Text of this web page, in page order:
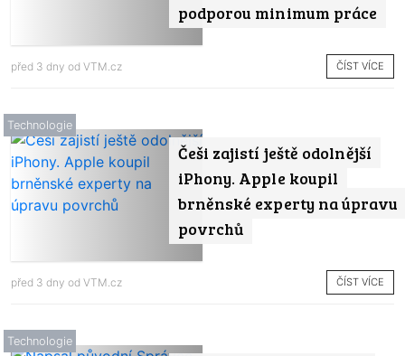
podporou minimum práce
před 3 dny od VTM.cz ČÍST VÍCE
Češi zajistí ještě odolnější
iPhony. Apple koupil
brněnské experty na úpravu
povrchů
Technologie
před 3 dny od VTM.cz ČÍST VÍCE
Technologie